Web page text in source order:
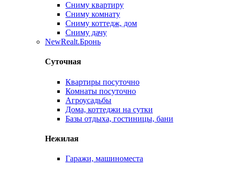
Сниму квартиру
Сниму комнату
Сниму коттедж, дом
Сниму дачу
NewRealt.Бронь
Суточная
Квартиры посуточно
Комнаты посуточно
Агроусадьбы
Дома, коттеджи на сутки
Базы отдыха, гостиницы, бани
Нежилая
Гаражи, машиноместа